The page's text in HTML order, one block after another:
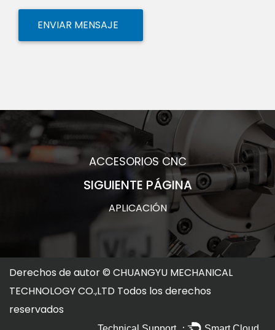
ACCESORIOS CNC
SIGUIENTE PÁGINA
APLICACIÓN
Derechos de autor © CHUANGYU MECHANICAL
TECHNOLOGY CO.,LTD Todos los derechos
reservados
Technical Support ： Smart Cloud